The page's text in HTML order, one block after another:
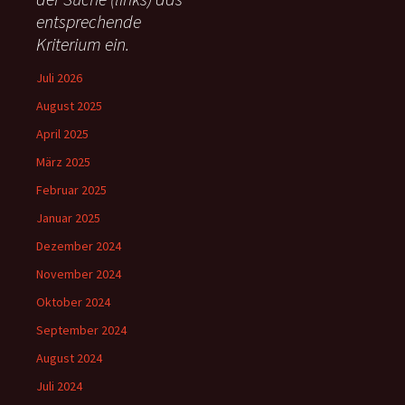
:entsprechende
Kriterium ein.
Juli 2026
August 2025
April 2025
März 2025
Februar 2025
Januar 2025
Dezember 2024
November 2024
Oktober 2024
September 2024
August 2024
Juli 2024